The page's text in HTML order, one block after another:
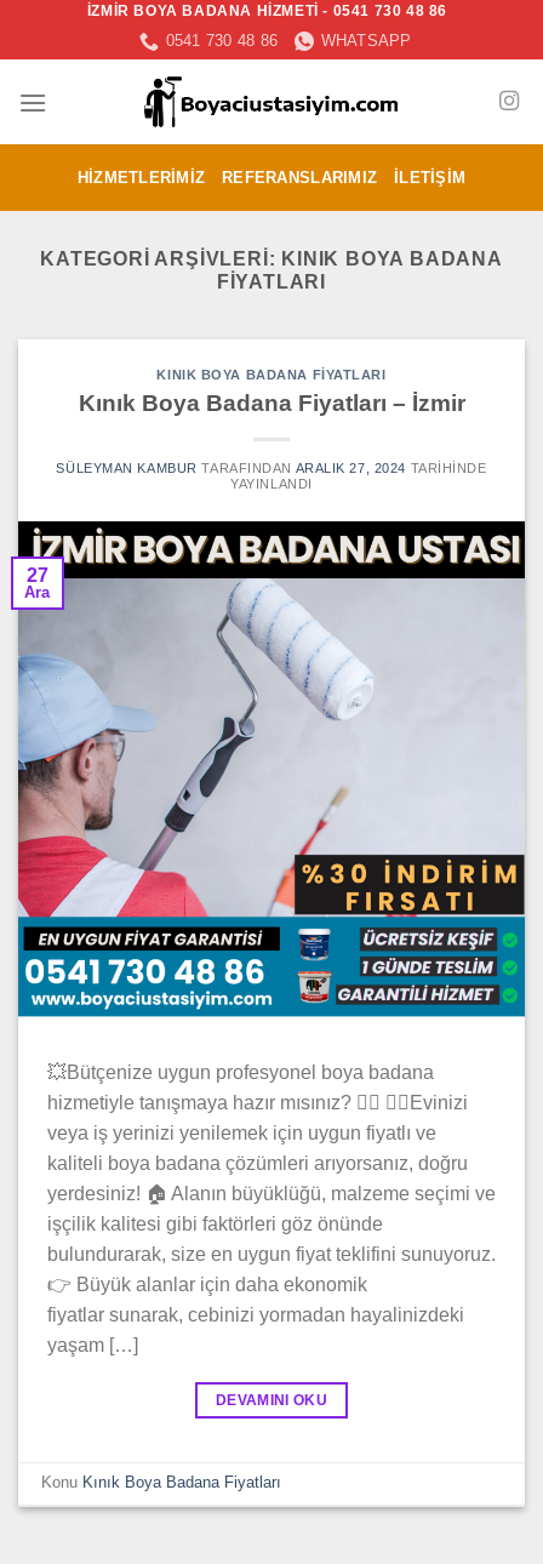
İZMİR BOYA BADANA HİZMETİ - 0541 730 48 86
0541 730 48 86 WHATSAPP
HIZMETLERIMIZ REFERANSLARIMIZ İLETIŞIM
KATEGORI ARŞIVLERI: KINIK BOYA BADANA
FIYATLARI
KINIK BOYA BADANA FIYATLARI
Kınık Boya Badana Fiyatları – İzmir
SÜLEYMAN KAMBUR TARAFINDAN ARALIK 27, 2024 TARIHINDE
YAYINLANDI
27
Ara
💥Bütçenize uygun profesyonel boya badana
hizmetiyle tanışmaya hazır mısınız? 👷‍♂️ 👷‍♂️Evinizi
veya iş yerinizi yenilemek için uygun fiyatlı ve
kaliteli boya badana çözümleri arıyorsanız, doğru
yerdesiniz! 🏠 Alanın büyüklüğü, malzeme seçimi ve
işçilik kalitesi gibi faktörleri göz önünde
bulundurarak, size en uygun fiyat teklifini sunuyoruz.
👉 Büyük alanlar için daha ekonomik
fiyatlar sunarak, cebinizi yormadan hayalinizdeki
yaşam […]
DEVAMINI OKU
Konu Kınık Boya Badana Fiyatları